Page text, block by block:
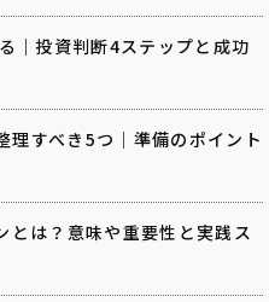
｜投資判断4ステップと成功
すべき5つ｜準備のポイント
とは？意味や重要性と実践ス